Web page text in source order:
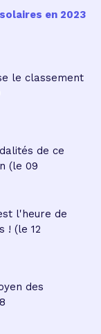
en 2023
le classement
de ce
(le 09
l'heure de
! (le 12
des